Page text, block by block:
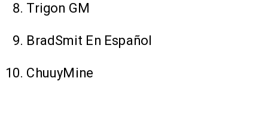
Trigon GM
BradSmit En Español
ChuuyMine